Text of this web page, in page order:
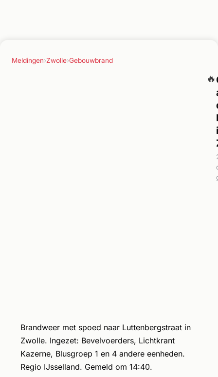
Meldingen›Zwolle›Gebouwbrand
🔥
Brandweer met spoed naar Luttenbergstraat in
Zwolle. Ingezet: Bevelvoerders, Lichtkrant
Kazerne, Blusgroep 1 en 4 andere eenheden.
Regio IJsselland. Gemeld om 14:40.